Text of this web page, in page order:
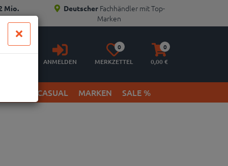
Mio. Deutscher Fachhändler mit Top-
Marken
Anmelden
ANMELDEN
Merkzettel
aufklappen
0
MERKZETTEL
Warenkorb
aufklappen
0
0,00 €
& CASUAL MARKEN SALE %